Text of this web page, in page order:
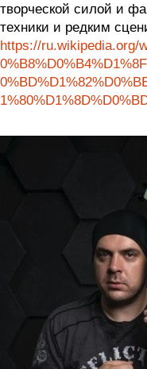
творческой силой и
техники и редким
https://ru.wikipedia.org/